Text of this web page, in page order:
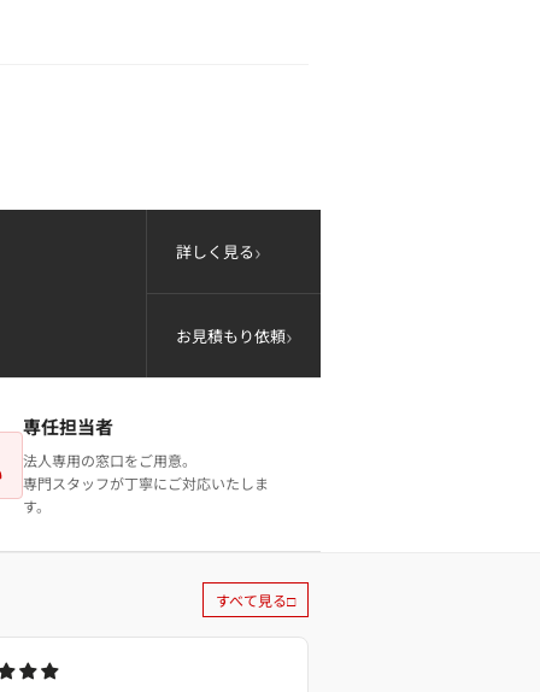
詳しく見る
お見積もり依頼
専任担当者
法人専用の窓口をご用意。
専門スタッフが丁寧にご対応いたしま
す。
すべて見る□